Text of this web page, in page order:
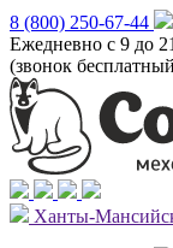
8 (800) 250-67-44
Ежедневно с 9 до
(звонок
Ханты-